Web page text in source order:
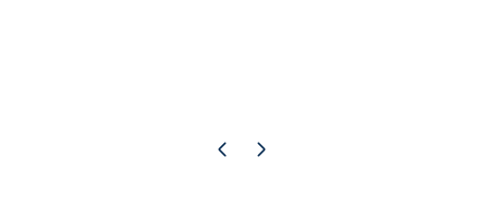
Pagina precedente
Pagina successiva